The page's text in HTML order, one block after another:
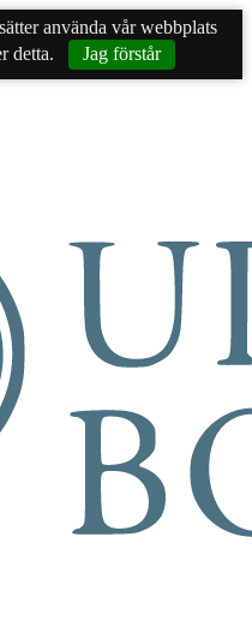
använda vår webbplats
detta.
Jag förstår